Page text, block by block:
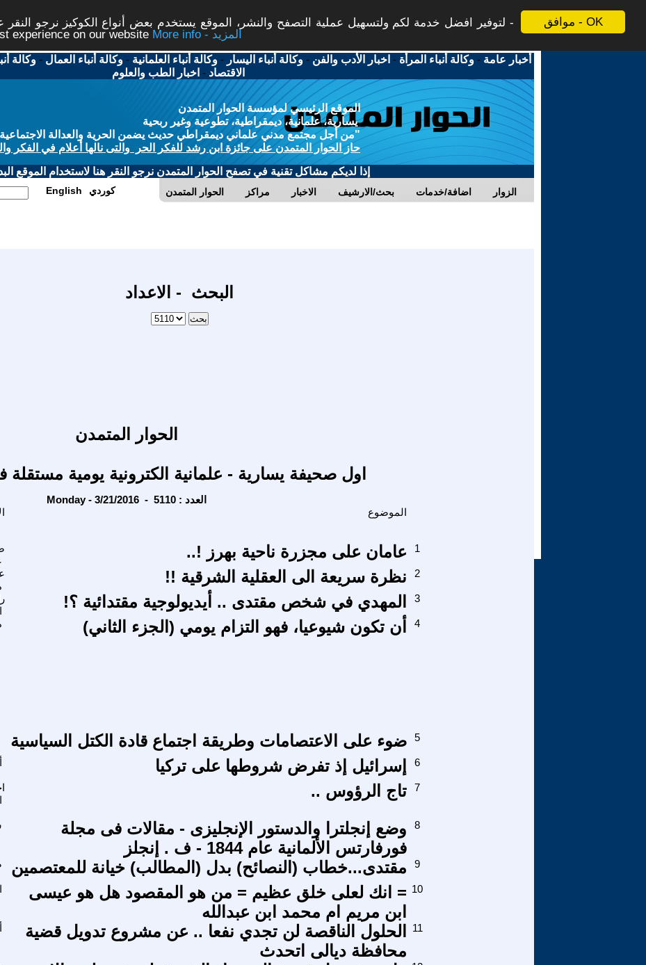
موافق - OK
لتوفير افضل خدمة لكم ولتسهيل عملية التصفح والنشر، الموقع يستخدم بعض أنواع الكوكيز نرجو
experience on our website
More info - المزيد
أخبار عامة -وكالة أنباء المرأة - اخبار الأدب والفن -وكالة أنباء اليسار -وكالة أنباء العلمانية -وكالة أنباء العمال -وكالة
الاقتصاد - اخبار الطب والعلوم
الموقع الرئيسي لمؤسسة الحوار المتمدن
يسارية، علمانية، ديمقراطية، تطوعية وغير ربحية
"من أجل مجتمع مدني علماني ديمقراطي حديث يضمن الحرية والعدالة الاجتماعية
حاز الحوار المتمدن على جائزة ابن رشد للفكر الحر والتى نالها أعلام في الفكر
إذا لديكم مشاكل تقنية في تصفح الحوار المتمدن نرجو النقر هنا لاستخدام الموقع
الحوار المتمدن مراكز الاخبار بحث/الارشيف اضافة/خدمات الزوار English كوردي
البحث - الاعداد
الحوار المتمدن
اول صحيفة يسارية - علمانية الكترونية يومية مستقلة
Monday - 3/21/2016 - العدد : 5110
الموضوع
عامان على مجزرة ناحية بهرز !.. 1
نظرة سريعة الى العقلية الشرقية !! 2
المهدي في شخص مقتدى .. أيديولوجية مقتدائية ؟! 3
أن تكون شيوعيا، فهو التزام يومي (الجزء الثاني) 4
ضوء على الاعتصامات وطريقة اجتماع قادة الكتل السياسية 5
إسرائيل إذ تفرض شروطها على تركيا 6
تاج الرؤوس .. 7
وضع إنجلترا والدستور الإنجليزى - مقالات فى مجلة
فورفارتس الألمانية عام 1844 - ف . إنجلز
8
مقتدى...خطاب (النصائح) بدل (المطالب) خيانة للمعتصمين 9
= انك لعلى خلق عظيم = من هو المقصود هل هو عيسى
ابن مريم ام محمد ابن عبدالله
10
الحلول الناقصة لن تجدي نفعا .. عن مشروع تدويل قضية
محافظة ديالى اتحدث
11